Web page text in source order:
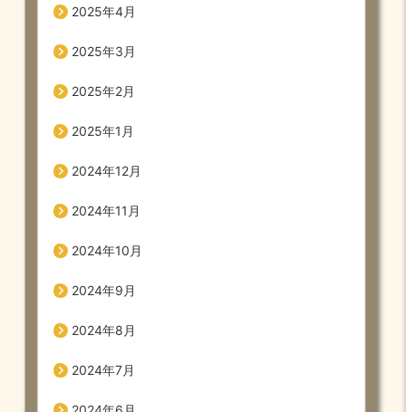
2025年4月
2025年3月
2025年2月
2025年1月
2024年12月
2024年11月
2024年10月
2024年9月
2024年8月
2024年7月